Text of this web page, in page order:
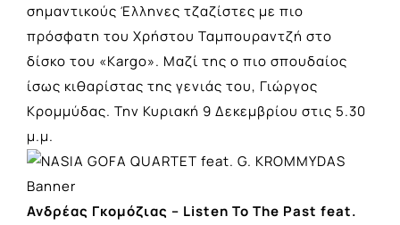
σημαντικούς Έλληνες τζαζίστες με πιο
πρόσφατη του Χρήστου Ταμπουραντζή στο
δίσκο του «Kargo». Μαζί της ο πιο σπουδαίος
ίσως κιθαρίστας της γενιάς του, Γιώργος
Κρομμύδας. Την Κυριακή 9 Δεκεμβρίου στις 5.30
μ.μ.
Ανδρέας Γκομόζιας – Listen To The Past feat.